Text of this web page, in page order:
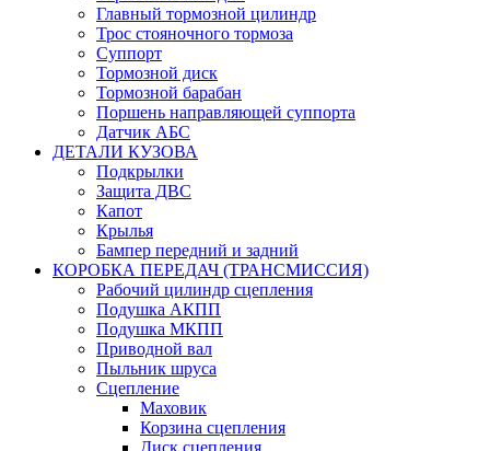
Главный тормозной цилиндр
Трос стояночного тормоза
Суппорт
Тормозной диск
Тормозной барабан
Поршень направляющей суппорта
Датчик АБС
ДЕТАЛИ КУЗОВА
Подкрылки
Защита ДВС
Капот
Крылья
Бампер передний и задний
КОРОБКА ПЕРЕДАЧ (ТРАНСМИССИЯ)
Рабочий цилиндр сцепления
Подушка АКПП
Подушка МКПП
Приводной вал
Пыльник шруса
Сцепление
Маховик
Корзина сцепления